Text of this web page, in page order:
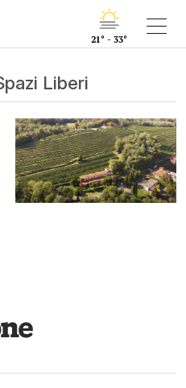
21° - 33°
Liberi